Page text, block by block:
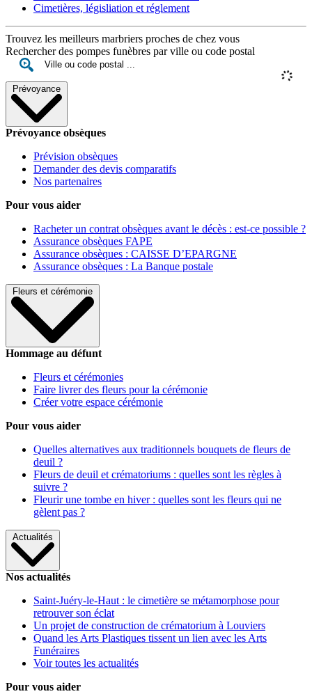
Cimetières, législiation et réglement
Trouvez les meilleurs marbriers proches de chez vous
Rechercher des pompes funèbres par ville ou code postal
Prévoyance
Prévoyance obsèques
Prévision obsèques
Demander des devis comparatifs
Nos partenaires
Pour vous aider
Racheter un contrat obsèques avant le décès : est-ce possible ?
Assurance obsèques FAPE
Assurance obsèques : CAISSE D’EPARGNE
Assurance obsèques : La Banque postale
Fleurs et cérémonie
Hommage au défunt
Fleurs et cérémonies
Faire livrer des fleurs pour la cérémonie
Créer votre espace cérémonie
Pour vous aider
Quelles alternatives aux traditionnels bouquets de fleurs de
deuil ?
Fleurs de deuil et crématoriums : quelles sont les règles à
suivre ?
Fleurir une tombe en hiver : quelles sont les fleurs qui ne
gèlent pas ?
Actualités
Nos actualités
Saint-Juéry-le-Haut : le cimetière se métamorphose pour
retrouver son éclat
Un projet de construction de crématorium à Louviers
Quand les Arts Plastiques tissent un lien avec les Arts
Funéraires
Voir toutes les actualités
Pour vous aider